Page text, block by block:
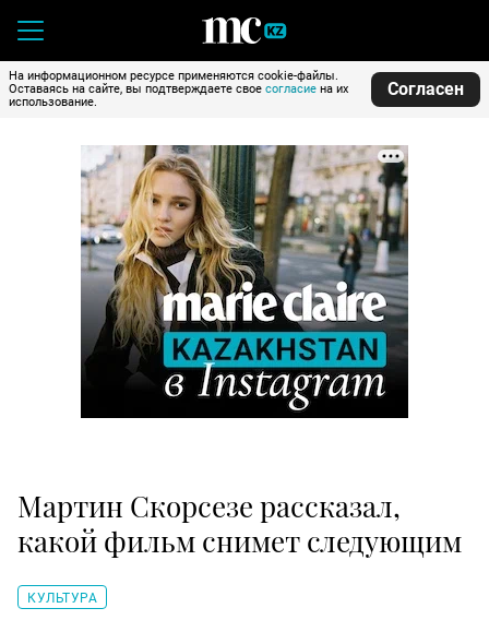
На информационном ресурсе применяются cookie-файлы.
Оставаясь на сайте, вы подтверждаете свое согласие на их
использование.
Согласен
Мартин Скорсезе рассказал,
какой фильм снимет следующим
КУЛЬТУРА